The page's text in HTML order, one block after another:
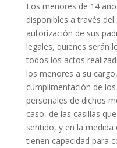
Los menores de 14
disponibles a través
autorización de sus
legales, quienes serán
todos los actos
los menores a su
cumplimentación de
personales de dichos
caso, de las casillas
sentido, y en la medida
tienen capacidad para